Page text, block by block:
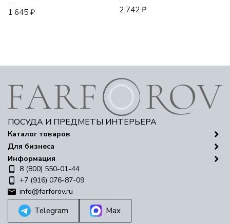
1 645 ₽ 2 742 ₽
ПОСУДА И ПРЕДМЕТЫ ИНТЕРЬЕРА
Каталог товаров
Для бизнеса
Информация
8 (800) 550-01-44
+7 (916) 076-87-09
info@farforov.ru
Telegram Max